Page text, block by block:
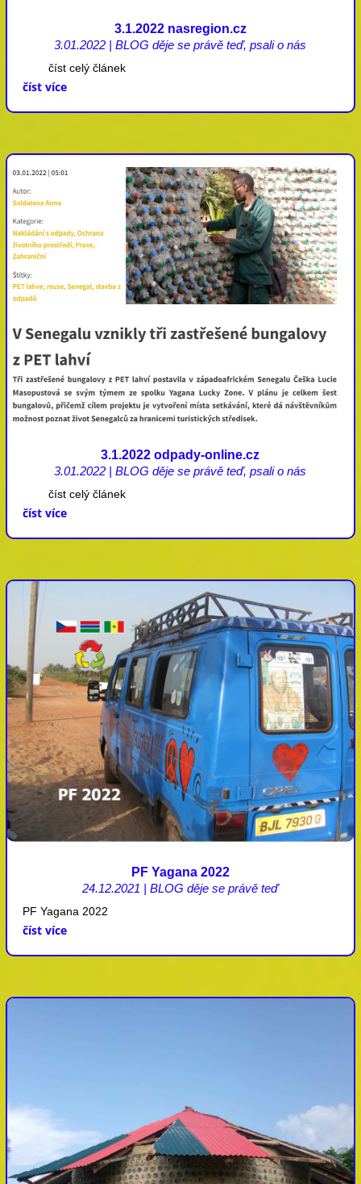
3.1.2022 nasregion.cz
3.01.2022 |BLOG děje se právě teď,psali o nás
číst celý článek
číst více
3.1.2022 odpady-online.cz
3.01.2022 |BLOG děje se právě teď,psali o nás
číst celý článek
číst více
PF Yagana 2022
24.12.2021 |BLOG děje se právě teď
PF Yagana 2022
číst více